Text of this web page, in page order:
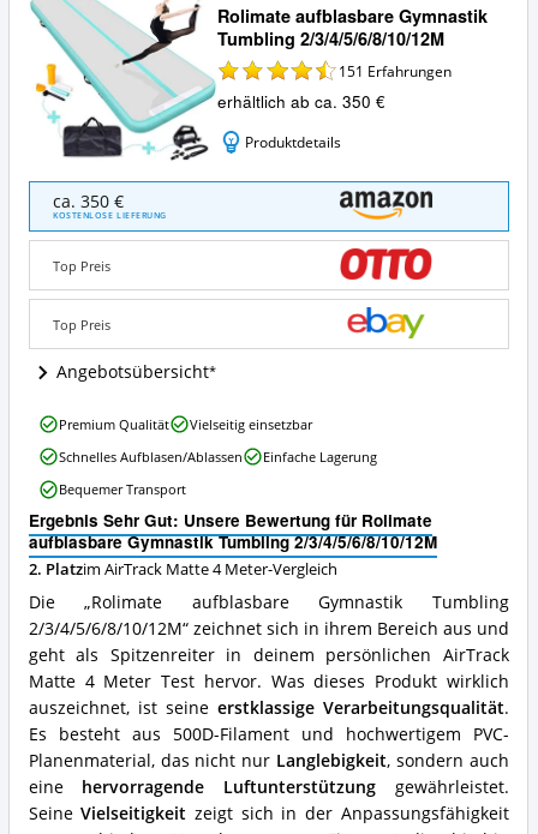
Rolimate aufblasbare Gymnastik
Tumbling 2/3/4/5/6/8/10/12M
151 Erfahrungen
erhältlich ab ca. 350 €
Produktdetails
Rolimate
aufblasbare
Gymnastik
Tumbling
2/3/4/5/6/8/10/12M
Angebote:
ist
diese
AirTrack
Meter
erhältlich?
ca. 350 €
KOSTENLOSE LIEFERUNG
Top Preis
Top Preis
Angebotsübersicht
Ergebnis Sehr Gut: Unsere Bewertung für Rolimate
aufblasbare Gymnastik Tumbling 2/3/4/5/6/8/10/12M
2. Platzim AirTrack Matte 4 Meter-Vergleich
Die „Rolimate aufblasbare Gymnastik Tumbling
2/3/4/5/6/8/10/12M“ zeichnet sich in ihrem Bereich aus und
geht als Spitzenreiter in deinem persönlichen AirTrack
Matte 4 Meter Test hervor. Was dieses Produkt wirklich
auszeichnet, ist seine erstklassige Verarbeitungsqualität.
Es besteht aus 500D-Filament und hochwertigem PVC-
Planenmaterial, das nicht nur Langlebigkeit, sondern auch
eine hervorragende Luftunterstützung gewährleistet.
SeineVielseitigkeit zeigt sich in der Anpassungsfähigkeit
Rolimate
aufblasbare
Gymnastik
Tumbling
2/3/4/5/6/8/10/12M
Vorteile:
Was
spricht
für
diese
AirTrack
Matte
4
Meter?
Premium Qualität
Vielseitig einsetzbar
Schnelles Aufblasen/Ablassen
Einfache Lagerung
Bequemer Transport